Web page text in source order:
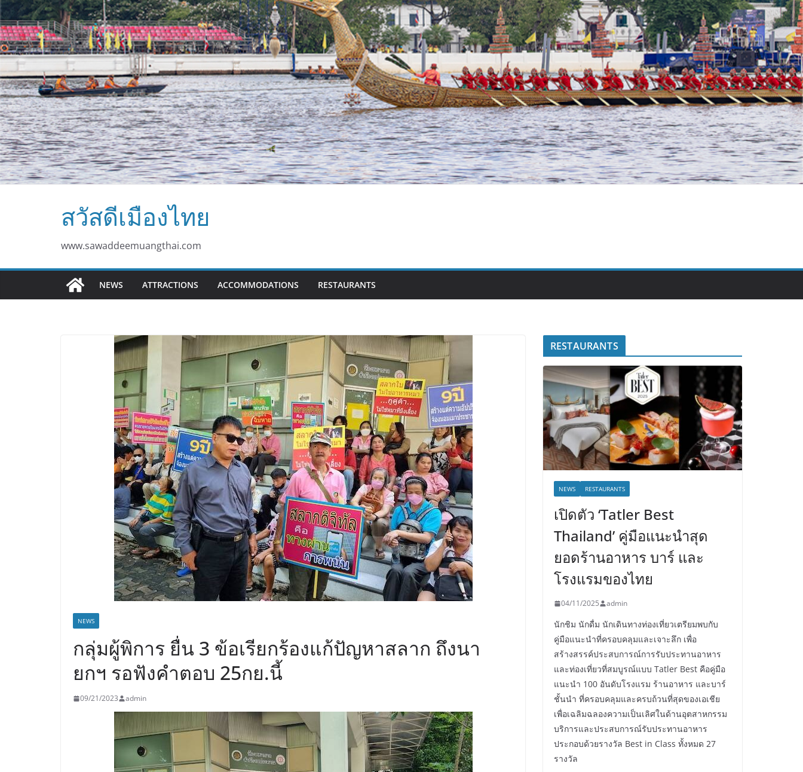
สวัสดีเมืองไทย
www.sawaddeemuangthai.com
NEWS ATTRACTIONS ACCOMMODATIONS RESTAURANTS
NEWS
กลุ่มผู้พิการ ยื่น 3 ข้อเรียกร้องแก้ปัญหาสลาก ถึงนา
ยกฯ รอฟังคำตอบ 25กย.นี้
09/21/2023 admin
RESTAURANTS
NEWS RESTAURANTS
เปิดตัว ‘Tatler Best
Thailand’ คู่มือแนะนำสุด
ยอดร้านอาหาร บาร์ และ
โรงแรมของไทย
04/11/2025 admin
นักชิม นักดื่ม นักเดินทางท่องเที่ยวเตรียมพบกับ
คู่มือแนะนำที่ครอบคลุมและเจาะลึก เพื่อ
สร้างสรรค์ประสบการณ์การรับประทานอาหาร
และท่องเที่ยวที่สมบูรณ์แบบ Tatler Best คือคู่มือ
แนะนำ 100 อันดับโรงแรม ร้านอาหาร และบาร์
ชั้นนำ ที่ครอบคลุมและครบถ้วนที่สุดของเอเชีย
เพื่อเฉลิมฉลองความเป็นเลิศในด้านอุตสาหกรรม
บริการและประสบการณ์รับประทานอาหาร
ประกอบด้วยรางวัล Best in Class ทั้งหมด 27
รางวัล